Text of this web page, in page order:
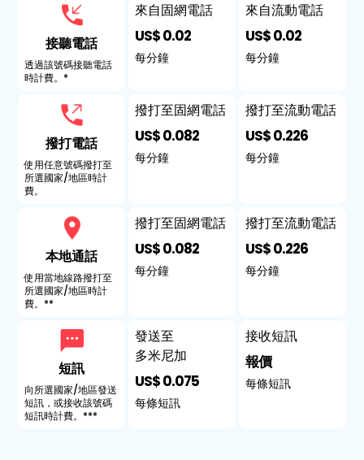
接聽電話
透過該號碼接聽電話
時計費。*
撥打電話
使用任意號碼撥打至
所選國家/地區時計
費。
本地通話
使用當地線路撥打至
所選國家/地區時計
費。**
短訊
向所選國家/地區發送
短訊，或接收該號碼
短訊時計費。***
來自固網電話
US$ 0.02
每分鐘
撥打至固網電話
US$ 0.082
每分鐘
撥打至固網電話
US$ 0.082
每分鐘
發送至
多米尼加
US$ 0.075
每條短訊
來自流動電話
US$ 0.02
每分鐘
撥打至流動電話
US$ 0.226
每分鐘
撥打至流動電話
US$ 0.226
每分鐘
接收短訊
報價
每條短訊